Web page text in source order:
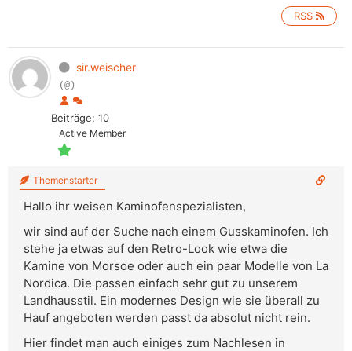
RSS
sir.weischer
(@)
Beiträge: 10
Active Member
Themenstarter
Hallo ihr weisen Kaminofenspezialisten,
wir sind auf der Suche nach einem Gusskaminofen. Ich
stehe ja etwas auf den Retro-Look wie etwa die
Kamine von Morsoe oder auch ein paar Modelle von La
Nordica. Die passen einfach sehr gut zu unserem
Landhausstil. Ein modernes Design wie sie überall zu
Hauf angeboten werden passt da absolut nicht rein.
Hier findet man auch einiges zum Nachlesen in